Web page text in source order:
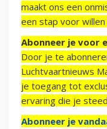
maakt ons een
een stap voor willen
Abonneer je voor
Door je te
Luchtvaartnieuws
je toegang tot
ervaring die je
Abonneer je